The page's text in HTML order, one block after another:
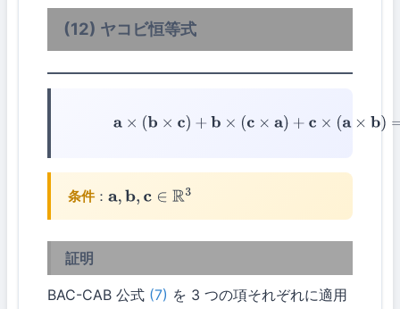
(12) ヤコビ恒等式
(12)a×( b× c) +b×(c ×a) +c ×( a× b)= 0
条件：a,b,c∈R3
証明
BAC-CAB 公式 (7) を 3 つの項それぞれに適用